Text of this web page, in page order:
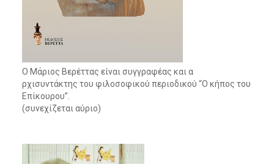
Ο Μάριος Βερέττας είναι συγγραφέας και α
ρχισυντάκτης του φιλοσοφικού περιοδικού “Ο κήπος του
Επίκουρου”.
(συνεχίζεται αύριο)